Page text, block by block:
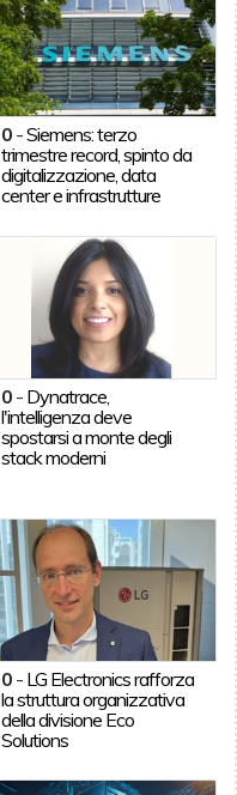
0 -Siemens: terzo
trimestre record, spinto da
digitalizzazione, data
center e infrastrutture
0 - Dynatrace,
l'intelligenza deve
spostarsi a monte degli
stack moderni
0 - LG Electronics rafforza
la struttura organizzativa
della divisione Eco
Solutions